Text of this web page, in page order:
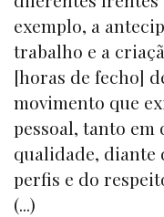
exemplo, a
trabalho e a
[horas de fecho]
movimento que
pessoal, tanto em
qualidade, diante
perfis e do
(...)